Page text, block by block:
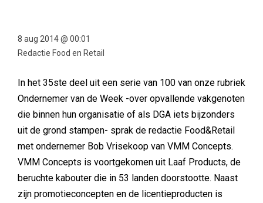
8 aug 2014 @ 00:01
Redactie Food en Retail
In het 35ste deel uit een serie van 100 van onze rubriek
Ondernemer van de Week -over opvallende vakgenoten
die binnen hun organisatie of als DGA iets bijzonders
uit de grond stampen- sprak de redactie Food&Retail
met ondernemer Bob Vrisekoop van VMM Concepts.
VMM Concepts is voortgekomen uit Laaf Products, de
beruchte kabouter die in 53 landen doorstootte. Naast
zijn promotieconcepten en de licentieproducten is